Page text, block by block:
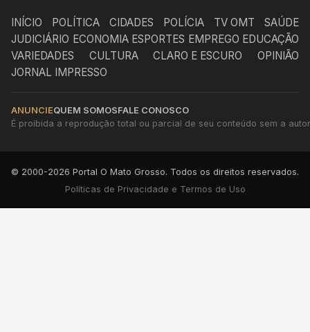
INÍCIO POLÍTICA CIDADES POLÍCIA TV OMT
SAÚDE
JUDICIÁRIO ECONOMIA ESPORTES EMPREGO EDUCAÇÃO
VARIEDADES
CULTURA CLARO E ESCURO
OPINIÃO
JORNAL IMPRESSO
ANUNCIEQUEM SOMOSFALE CONOSCO
É proibida a reprodução total ou parcial de seu conteúdo sem a
© 2000-2026 Portal O Mato Grosso. Todos os direitos reservados.
Políticas de Privacidade e Termos de Uso